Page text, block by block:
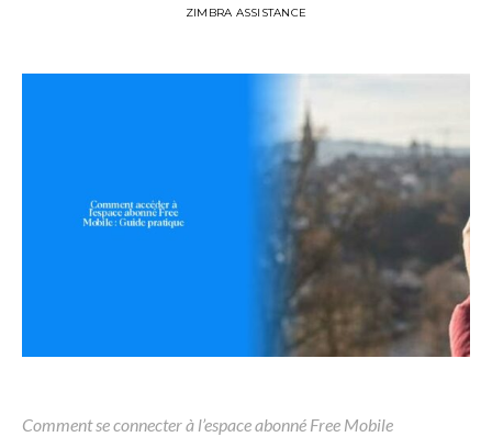
ZIMBRA ASSISTANCE
Comment se connecter à l’espace abonné Free Mobile